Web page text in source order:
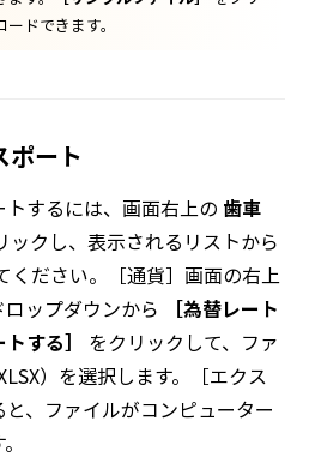
ドできます。
ポート
するには、画面右上の 歯車
ックし、表示されるリストから
ください。［通貨］画面の右上
ップダウンから
［為替レート
する］
をクリックして、ファ
）を選択します。［エクス
、ファイルがコンピューター